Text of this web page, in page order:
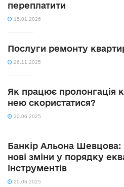
переплатити
15.01.2026
Послуги ремонту
26.11.2025
Як працює пролонгація
нею скористатися?
20.06.2025
Банкір Альона Шевцова:
нові зміни у порядку
інструментів
20.06.2025